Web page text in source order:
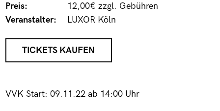
Preis:
12,00€ zzgl. Gebühren
Veranstalter:
LUXOR Köln
TICKETS KAUFEN
VVK Start: 09.11.22 ab 14:00 Uhr